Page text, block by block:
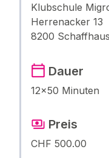
Klubschule
Herrenacker 13
8200
Dauer
12×50 Minuten
Preis
CHF 500.00